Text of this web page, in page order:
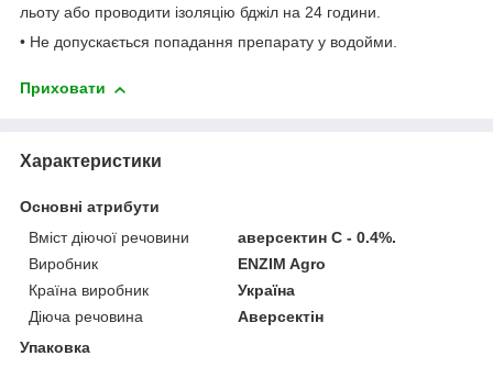
льоту або проводити ізоляцію бджіл на 24 години.
• Не допускається попадання препарату у водойми.
Приховати
Характеристики
Основні атрибути
Вміст діючої речовини
аверсектин С - 0.4%.
Виробник
ENZIM Agro
Країна виробник
Україна
Діюча речовина
Аверсектін
Упаковка